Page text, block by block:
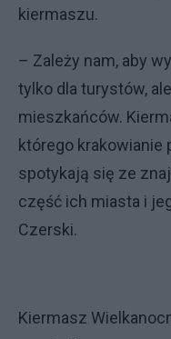
kiermaszu.
– Zależy nam, aby
tylko dla turystów,
mieszkańców.
którego krakowianie
spotykają się ze
część ich miasta i
Czerski.
Kiermasz